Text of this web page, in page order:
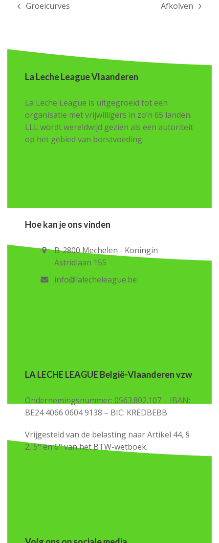
previous
Groeicurves
next
Afkolven
La Leche League Vlaanderen
La Leche League is uitgegroeid tot een
organisatie met vrijwilligers in zo’n 65 landen.
LLL wordt wereldwijd gezien als een autoriteit
op het gebied van borstvoeding.
Hoe kan je ons vinden
B-2800 Mechelen - Koningin
Astridlaan 155
info@lalecheleague.be
LA LECHE LEAGUE België-Vlaanderen vzw
Ondernemingsnummer: 0563.802.107 – IBAN:
BE24 4066 0604 9138 – BIC: KREDBEBB
Vrijgesteld van de belasting naar Artikel 44, §
2, 5° en 6° van het BTW-wetboek.